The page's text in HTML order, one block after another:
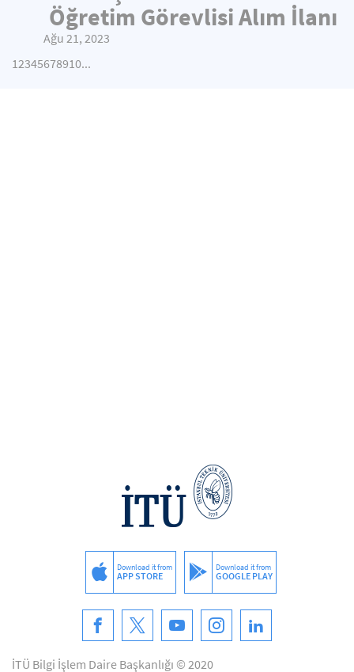
Öğretim Görevlisi Alım İlanı
Ağu 21, 2023
12345678910...
Download it from
APP STORE
Download it from
GOOGLE PLAY
İTÜ Bilgi İşlem Daire Başkanlığı © 2020